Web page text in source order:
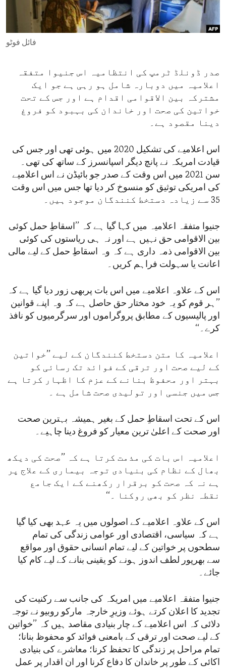
ENVIRONMENT AND HEALTH
IDEALS AND INSTITUTIONS
فائل فوٹو
صدر ڈونلڈ ٹرمپ کی انتظامیہ اس جنیوا متفقہ
اعلامیہ میں دوبارہ شامل ہو رہی ہے جو ایک
مشترکہ بین الاقوامی اقدام ہے اور جس کے تحت
خواتین کی صحت اور خاندان کی بہبود کو فروغ
دینا مقصود ہے۔
اس اعلامیے کی تشکیل 2020 میں ہوئی تھی اور جس کی
قیادت امریکہ نے پانچ دیگر اسپانسرز کے ساتھ کی تھی۔
سن 2021 میں اس وقت کے صدر جو بائیڈن نے اس اعلامیے
کی امریکی توثیق کو منسوخ کر دیا تھا جس میں اس وقت
35 سے زیادہ دستخط کنندگان موجود ہیں۔
جنیوا متفقہ اعلامیہ میں کہا گیا ہے کہ ’’اسقاطِ حمل کوئی
بین الاقوامی حق نہیں ہے اور نہ ہی ریاستوں کی کوئی
بین الاقوامی ذمہ داری ہے کہ وہ اسقاطِ حمل کے لیے مالی
اعانت یا سہولت فراہم کریں۔
اس کے علاوہ اعلامیے میں اس بات پربھی زور دیا گیا ہے کہ
’’ہر قوم کو یہ خود مختار حق حاصل ہے کہ وہ اپنے قوانین
اور پالیسیوں کے مطابق پروگراموں اور سرگرمیوں کو نافذ
کرے۔‘‘
اعلامیہ کا متن دستخط کنندگان کے لیے ’’خواتین
کے لیے صحت اور ترقی کے فوائد تک رسائی کو
بہتر اور محفوظ بنانے کے عزم کا اظہار کرتا ہے
جس میں جنسی اور تولیدی صحت شامل ہے ۔
اس کے تحت اسقاطِ حمل کے بغیر ہمیشہ بہترین صحت
اور صحت کے اعلیٰ ترین معیار کو فروغ دینا چاہیے۔
اعلامیہ اس بات کی مذمت کرتا ہے کہ ’’صحت کی دیکھ
بھال کے نظام کی بنیادی توجہ بیماری کے علاج پر
ہے نہ کہ صحت کو برقرار رکھنے کے ایک جامع
نقطہ نظر کو بھی روکنا ۔‘‘
اس کے علاوہ اعلامیے کے اصولوں میں یہ عہد بھی کیا گیا
ہے کہ سیاسی، اقتصادی اور عوامی زندگی کی تمام
سطحوں پر خواتین کے لیے تمام انسانی حقوق اور مواقع
سے بھرپور لطف اندوز ہونے کو یقینی بنانے کے لیے کام کیا
جائے۔
جنیوا متفقہ اعلامیے میں امریکہ کی جانب سے رکنیت کی
تجدید کا اعلان کرتے ہوئے وزیرِ خارجہ مارکو روبیو نے توجہ
دلائی کہ اس اعلامیے کے چار بنیادی مقاصد ہیں کہ ’’خواتین
کے لیے صحت اور ترقی کے بامعنی فوائد کو محفوظ بنانا؛
تمام مراحل پر زندگی کا تحفظ کرنا؛ معاشرے کی بنیادی
اکائی کے طور پر خاندان کا دفاع کرنا اور ان اقدار پر عمل